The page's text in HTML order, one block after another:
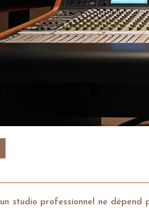
studio professionnel ne